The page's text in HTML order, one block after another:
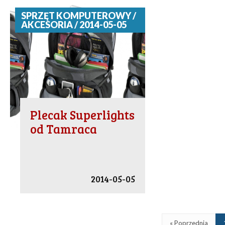
SPRZĘT KOMPUTEROWY /
AKCESORIA / 2014-05-05
Plecak Superlights
od Tamraca
2014-05-05
« Poprzednia